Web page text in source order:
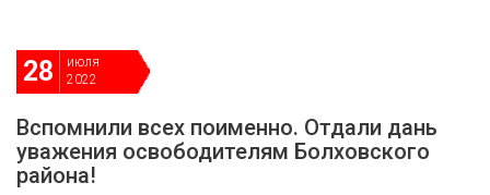
28
июля
2022
Вспомнили всех поименно. Отдали дань
уважения освободителям Болховского
района!